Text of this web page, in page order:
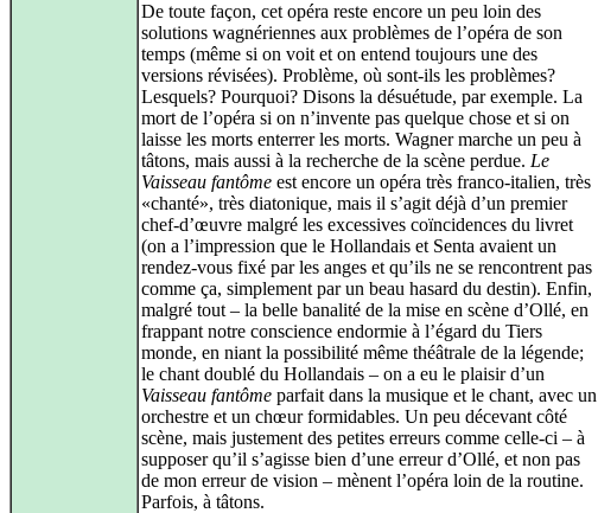
De toute façon, cet opéra reste encore un peu loin des
solutions wagnériennes aux problèmes de l’opéra de son
temps (même si on voit et on entend toujours une des
versions révisées). Problème, où sont-ils les problèmes?
Lesquels? Pourquoi? Disons la désuétude, par exemple. La
mort de l’opéra si on n’invente pas quelque chose et si on
laisse les morts enterrer les morts. Wagner marche un peu à
tâtons, mais aussi à la recherche de la scène perdue. Le
Vaisseau fantôme est encore un opéra très franco-italien, très
«chanté», très diatonique, mais il s’agit déjà d’un premier
chef-d’œuvre malgré les excessives coïncidences du livret
(on a l’impression que le Hollandais et Senta avaient un
rendez-vous fixé par les anges et qu’ils ne se rencontrent pas
comme ça, simplement par un beau hasard du destin). Enfin,
malgré tout – la belle banalité de la mise en scène d’Ollé, en
frappant notre conscience endormie à l’égard du Tiers
monde, en niant la possibilité même théâtrale de la légende;
le chant doublé du Hollandais – on a eu le plaisir d’un
Vaisseau fantôme parfait dans la musique et le chant, avec un
orchestre et un chœur formidables. Un peu décevant côté
scène, mais justement des petites erreurs comme celle-ci – à
supposer qu’il s’agisse bien d’une erreur d’Ollé, et non pas
de mon erreur de vision – mènent l’opéra loin de la routine.
Parfois, à tâtons.